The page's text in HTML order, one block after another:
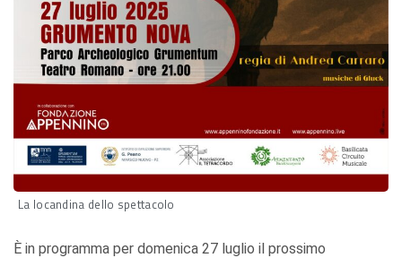
La locandina dello spettacolo
È in programma per domenica 27 luglio il prossimo